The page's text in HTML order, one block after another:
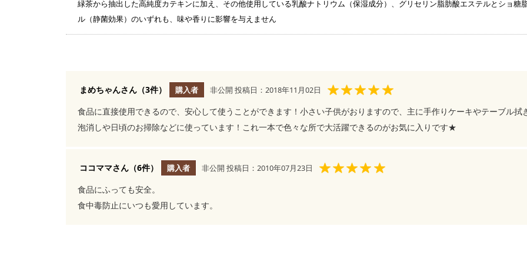
緑茶から抽出した高純度カテキンに加え、その他使用している乳酸ナトリウム（保湿成分）、グリセリン脂肪酸エステルとショ糖
ル（静菌効果）のいずれも、味や香りに影響を与えません
まめちゃんさん（3件） 購入者 非公開 投稿日：2018年11月02日
食品に直接使用できるので、安心して使うことができます！小さい子供がおりますので、主に手作りケーキやテーブル拭
泡消しや日頃のお掃除などに使っています！これ一本で色々な所で大活躍できるのがお気に入りです★
ココママさん（6件） 購入者 非公開 投稿日：2010年07月23日
食品にふっても安全。
食中毒防止にいつも愛用しています。